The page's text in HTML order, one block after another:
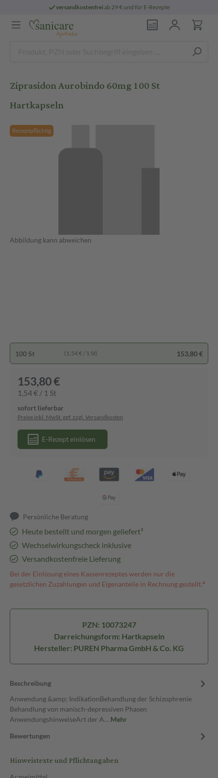
versandkostenfreiab 29 € und für E-Rezepte
Ziprasidon Aurobindo 60mg 100 St
Hartkapseln
Rezeptpflichtig
Abbildung kann abweichen
100 St (1,54 € / 1 St) 153,80 €
153,80 €
1,54 € / 1 St
sofort lieferbar
Preise inkl. MwSt. ggf. zzgl. Versandkosten
E-Rezept einlösen
Persönliche Beratung
Heute bestellt und morgen geliefert³
Wechselwirkungscheck inklusive
Versandkostenfreie Lieferung
Bei der Einlösung eines Kassenrezeptes werden nur die
gesetzlichen Zuzahlungen und Eigenanteile in Rechnung gestellt.⁴
PZN: 10073247
Darreichungsform: Hartkapseln
Hersteller: PUREN Pharma GmbH & Co. KG
Beschreibung
Anwendung &amp; IndikationBehandlung der Schizophrenie
Behandlung von manisch-depressiven Phasen
AnwendungshinweiseArt der A… Mehr
Bewertungen
Hinweistexte und Pflichtangaben